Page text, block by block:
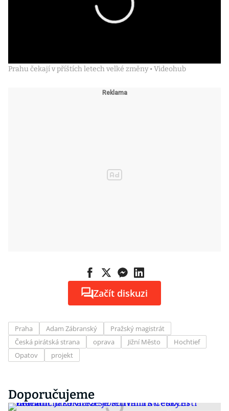
Prahu čekají v příštích letech velké změny • Videohub
Začít diskuzi
Praha Adam Zábranský
Pražský magistrát
Česká pirátská strana
oprava Jižní Město
Hochtief
Opatov
projekt
Doporučujeme